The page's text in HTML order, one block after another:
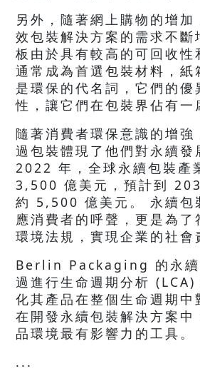
另外，隨著網上購物的增加
效包裝解決方案的需求不斷
板由於具有較高的可回收性
通常成為首選包裝材料，紙
是環保的代名詞，它們的優
性，讓它們在包裝界佔有一
隨著消費者環保意識的增強
過包裝體現了他們對永續發
2022 年，全球永續包裝產
3,500 億美元，預計到
約 5,500 億美元。 永續包
應消費者的呼聲，更是為了
環境法規，實現企業的社會
Berlin Packaging 的永續
過進行生命週期分析 (LCA)
化其產品在整個生命週期中
在開發永續包裝解決方案中
品環境最有影響力的工具。
...